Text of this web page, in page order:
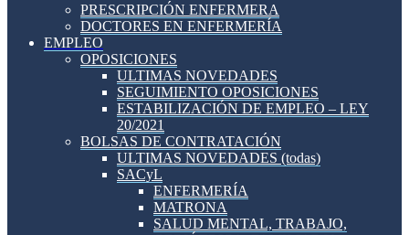
PRESCRIPCIÓN ENFERMERA
DOCTORES EN ENFERMERÍA
EMPLEO
OPOSICIONES
ULTIMAS NOVEDADES
SEGUIMIENTO OPOSICIONES
ESTABILIZACIÓN DE EMPLEO – LEY
20/2021
BOLSAS DE CONTRATACIÓN
ULTIMAS NOVEDADES (todas)
SACyL
ENFERMERÍA
MATRONA
SALUD MENTAL, TRABAJO,